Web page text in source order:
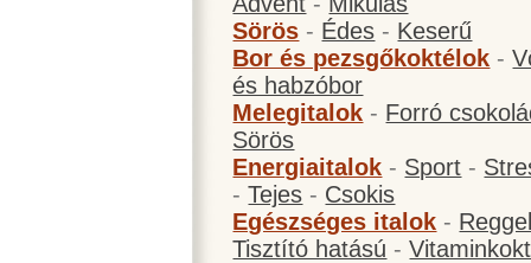
Sörös - Édes - Keserű
Bor és pezsgőkoktélok -
és habzóbor
Melegitalok - Forró
Sörös
Energiaitalok - Sport -
-Tejes - Csokis
Egészséges italok -
Tisztító hatású -